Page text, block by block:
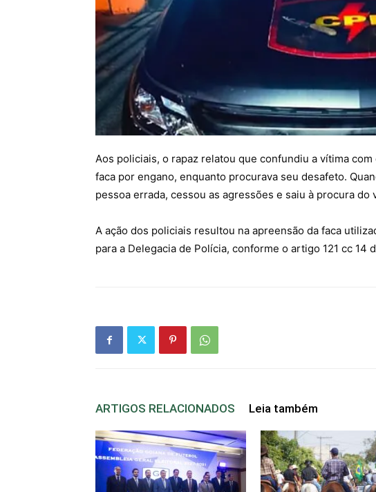
Aos policiais, o rapaz relatou que confundiu a vítima
faca por engano, enquanto procurava seu desafeto.
pessoa errada, cessou as agressões e saiu à procura do
A ação dos policiais resultou na apreensão da faca
para a Delegacia de Polícia, conforme o artigo 121 cc 14
ARTIGOS RELACIONADOS Leia também